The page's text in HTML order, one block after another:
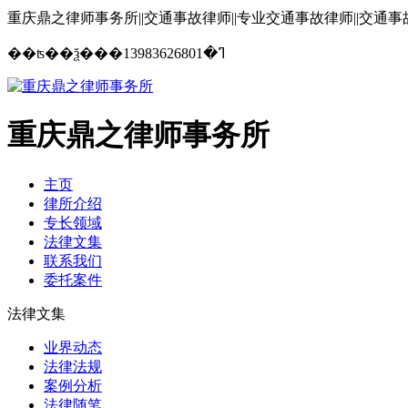
重庆鼎之律师事务所||交通事故律师||专业交通事故律师||交通事
��ʦ��ѯ���ߣ�13983626801
重庆鼎之律师事务所
主页
律所介绍
专长领域
法律文集
联系我们
委托案件
法律文集
业界动态
法律法规
案例分析
法律随笔